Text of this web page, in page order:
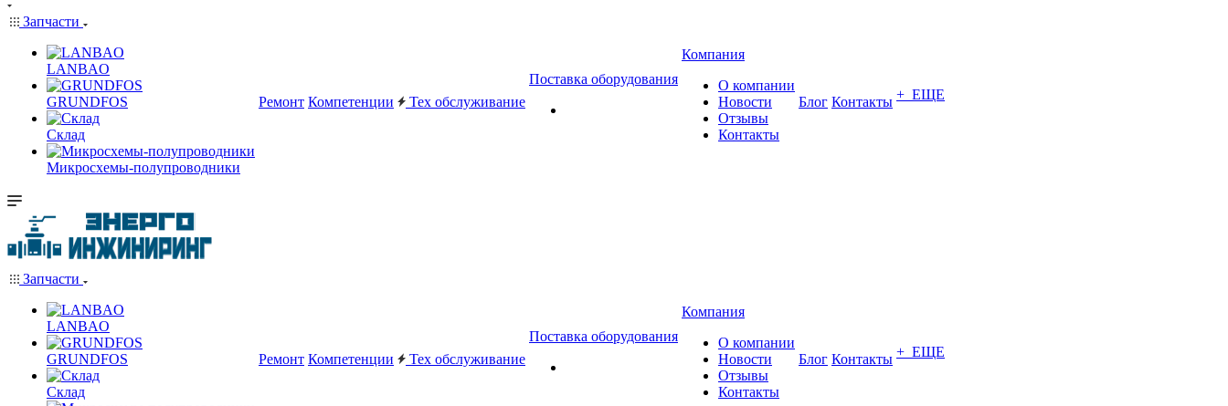
Запчасти
LANBAO
GRUNDFOS
Склад
Микросхемы-полупроводники
Ремонт Компетенции Тех обслуживание
Поставка оборудования
Компания
О компании
Новости
Отзывы
Контакты
Блог Контакты + ЕЩЕ
Запчасти
LANBAO
GRUNDFOS
Склад
Ремонт Компетенции Тех обслуживание
Поставка оборудования
Компания
О компании
Новости
Отзывы
Контакты
Блог Контакты + ЕЩЕ